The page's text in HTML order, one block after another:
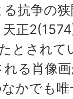
抗争の
正
とされて
る肖像
かでも